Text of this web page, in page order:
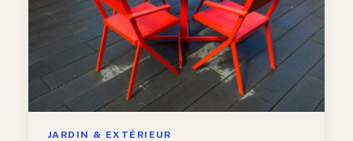
JARDIN & EXTÉRIEUR